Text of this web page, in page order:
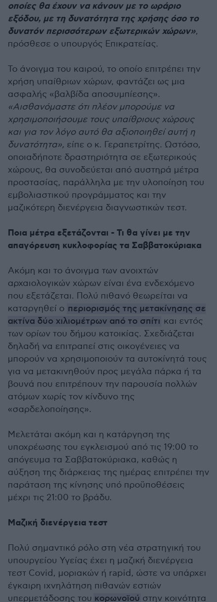
οποίες θα έχουν να κάνουν με το ωράριο
εξόδου, με τη δυνατότητα της χρήσης όσο το
δυνατόν περισσότερων εξωτερικών χώρων»,
πρόσθεσε ο υπουργός Επικρατείας.
Το άνοιγμα του καιρού, το οποίο επιτρέπει την
χρήση υπαίθριων χώρων, φαντάζει ως μια
ασφαλής «βαλβίδα αποσυμπίεσης».
«Αισθανόμαστε ότι πλέον μπορούμε να
χρησιμοποιήσουμε τους υπαίθριους χώρους
και για τον λόγο αυτό θα αξιοποιηθεί αυτή η
δυνατότητα», είπε ο κ. Γεραπετρίτης. Ωστόσο,
οποιαδήποτε δραστηριότητα σε εξωτερικούς
χώρους, θα συνοδεύεται από αυστηρά μέτρα
προστασίας, παράλληλα με την υλοποίηση του
εμβολιαστικού προγράμματος και την
μαζικότερη διενέργεια διαγνωστικών τεστ.
Ποια μέτρα εξετάζονται - Τι θα γίνει με την
απαγόρευση κυκλοφορίας τα Σαββατοκύριακα
Ακόμη και το άνοιγμα των ανοιχτών
αρχαιολογικών χώρων είναι ένα ενδεχόμενο
που εξετάζεται. Πολύ πιθανό θεωρείται να
καταργηθεί ο περιορισμός της μετακίνησης σε
ακτίνα δύο χιλιομέτρων από το σπίτι και εντός
των ορίων του δήμου κατοικίας. Σχεδιάζεται
δηλαδή να επιτραπεί στις οικογένειες να
μπορούν να χρησιμοποιούν τα αυτοκίνητά τους
για να μετακινηθούν προς μεγάλα πάρκα ή τα
βουνά που επιτρέπουν την παρουσία πολλών
ατόμων χωρίς τον κίνδυνο της
«σαρδελοποίησης».
Μελετάται ακόμη και η κατάργηση της
υποχρέωσης του εγκλεισμού από τις 19:00 το
απόγευμα τα Σαββατοκύριακα, καθώς η
αύξηση της διάρκειας της ημέρας επιτρέπει την
παράταση της κίνησης υπό προϋποθέσεις
μέχρι τις 21:00 το βράδυ.
Μαζική διενέργεια τεστ
Πολύ σημαντικό ρόλο στη νέα στρατηγική του
υπουργείου Υγείας έχει η μαζική διενέργεια
τεστ Covid, μοριακών ή rapid, ώστε να υπάρχει
έγκαιρη ιχνηλάτηση πιθανών εστιών
υπερμετάδοσης του κορωνοϊού στην κοινότητα